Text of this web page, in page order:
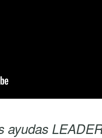
ayudas